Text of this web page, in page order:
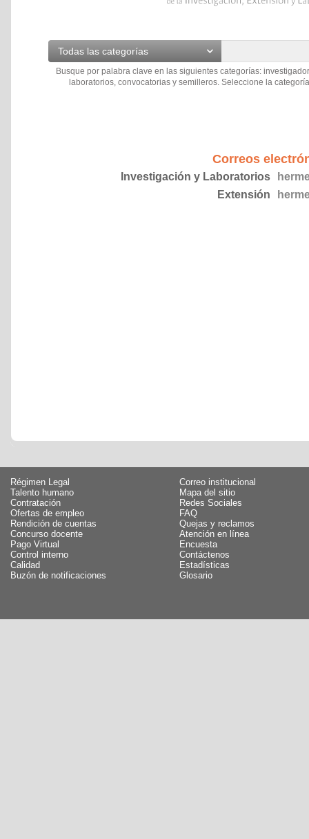
Todas las categorías
Busque por palabra clave en las siguientes categorías:
laboratorios, convocatorias y semilleros. Seleccione la
Correos
Investigación y Laboratorios
Extensión
Régimen Legal
Talento humano
Contratación
Ofertas de empleo
Rendición de cuentas
Concurso docente
Pago Virtual
Control interno
Calidad
Buzón de notificaciones
Correo institucional
Mapa del sitio
Redes Sociales
FAQ
Quejas y reclamos
Atención en línea
Encuesta
Contáctenos
Estadísticas
Glosario